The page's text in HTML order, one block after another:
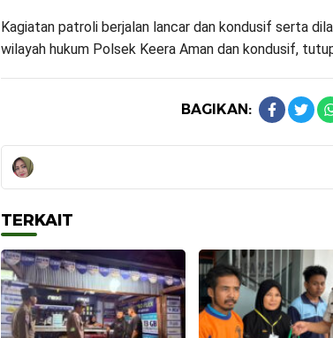
Kagiatan patroli berjalan lancar dan kondusif serta
wilayah hukum Polsek Keera Aman dan kondusif,
BAGIKAN:
TERKAIT